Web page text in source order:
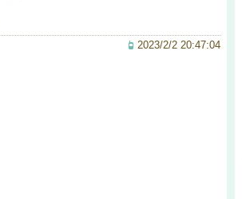
2023/2/2 20:47:04